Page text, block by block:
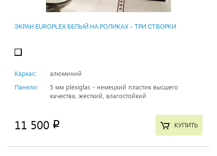
ЭКРАН EUROPLEX БЕЛЫЙ НА РОЛИКАХ - ТРИ СТВОРКИ
Каркас:
алюминий
Панели:
5 мм plexiglas - немецкий пластик высшего
качества, жесткий, влагостойкий
11 500 p КУПИТЬ